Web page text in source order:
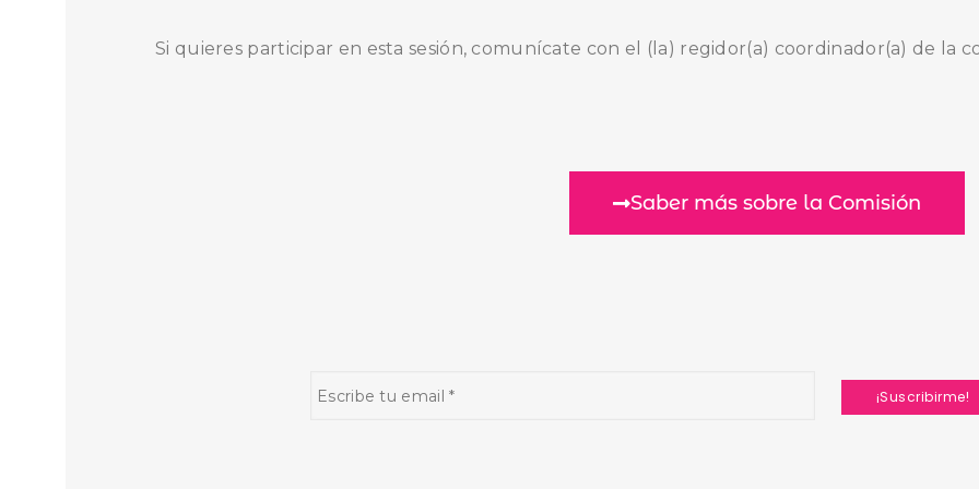
Si quieres participar en esta sesión, comunícate con el (la) regidor(a) coordinador(a) de la
Saber más sobre la Comisión